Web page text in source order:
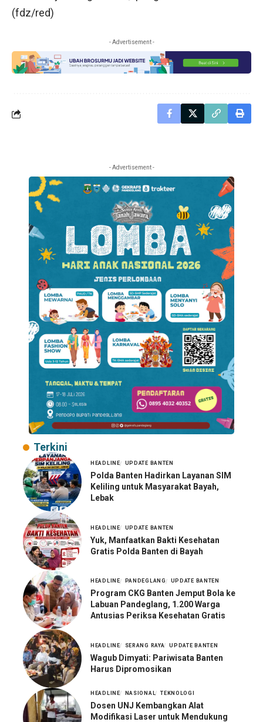
(fdz/red)
- Advertisement -
- Advertisement -
Terkini
HEADLINE UPDATE BANTEN
Polda Banten Hadirkan Layanan SIM
Keliling untuk Masyarakat Bayah,
Lebak
HEADLINE UPDATE BANTEN
Yuk, Manfaatkan Bakti Kesehatan
Gratis Polda Banten di Bayah
HEADLINE PANDEGLANG UPDATE BANTEN
Program CKG Banten Jemput Bola ke
Labuan Pandeglang, 1.200 Warga
Antusias Periksa Kesehatan Gratis
HEADLINE SERANG RAYA UPDATE BANTEN
Wagub Dimyati: Pariwisata Banten
Harus Dipromosikan
HEADLINE NASIONAL TEKNOLOGI
Dosen UNJ Kembangkan Alat
Modifikasi Laser untuk Mendukung